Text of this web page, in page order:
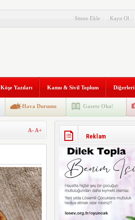
Sitene Ekle Kayıt Ol
Köşe Yazıları Kamu & Sivil Toplum Diğerleri
Hava Durumu Gazete Oku!
A- A+
Reklam